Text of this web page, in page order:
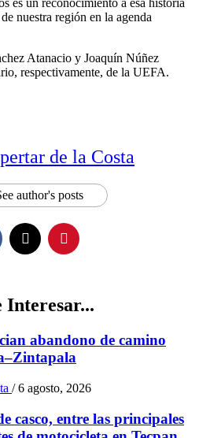
nuestra región en la agenda
Atanacio y Joaquín Núñez
respectivamente, de la UEFA.
de la Costa
author's posts
Interesar...
abandono de camino
/ 6 agosto, 2026
casco, entre las principales